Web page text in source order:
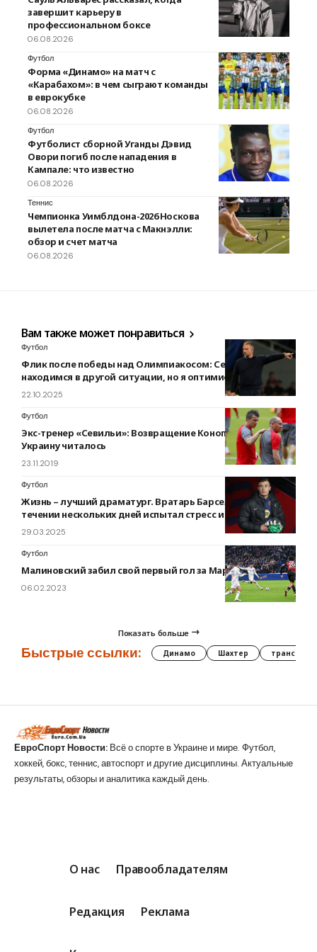
завершит карьеру в
профессиональном боксе
06.08.2026
Футбол
Форма «Динамо» на матч с
«Карабахом»: в чем сыграют команды
в еврокубке
06.08.2026
Футбол
Футболист сборной Уганды Дэвид
Овори погиб после нападения в
Кампале: что известно
06.08.2026
Теннис
Чемпионка Уимблдона-2026 Носкова
вылетела после матча с Макнэлли:
обзор и счет матча
06.08.2026
Вам также может понравиться
Футбол
Флик после победы над Олимпиакосом: Сейчас мы
находимся в другой ситуации, но я оптимистичен
22.10.2025
Футбол
Экс-тренер «Севильи»: Возвращение Коноплянки в
Украину читалось
23.11.2019
Футбол
Жизнь – лучший драматург. Вратарь Барселоны в
течении нескольких дней испытал стресс и радость
29.03.2025
Футбол
Малиновский забил свой первый гол за Марсель. ВИДЕО
06.02.2023
Показать больше
Быстрые ссылки: Динамо Шахтер трансферы
ЕвроСпорт Новости: Всё о спорте в Украине и мире. Футбол,
хоккей, бокс, теннис, автоспорт и другие дисциплины. Актуальные
результаты, обзоры и аналитика каждый день.
О нас Правообладателям
Редакция Реклама